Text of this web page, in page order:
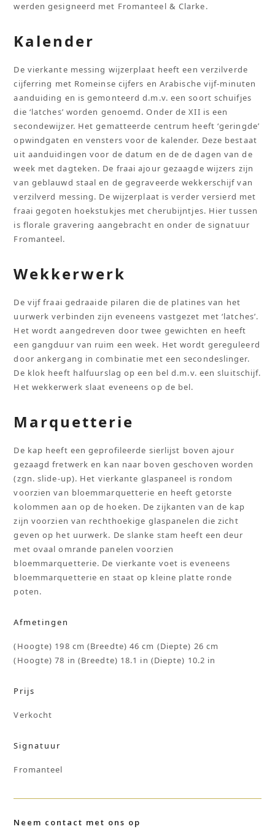
werden gesigneerd met Fromanteel & Clarke.
Kalender
De vierkante messing wijzerplaat heeft een verzilverde
cijferring met Romeinse cijfers en Arabische vijf-minuten
aanduiding en is gemonteerd d.m.v. een soort schuifjes
die ‘latches’ worden genoemd. Onder de XII is een
secondewijzer. Het gematteerde centrum heeft ‘geringde’
opwindgaten en vensters voor de kalender. Deze bestaat
uit aanduidingen voor de datum en de de dagen van de
week met dagteken. De fraai ajour gezaagde wijzers zijn
van geblauwd staal en de gegraveerde wekkerschijf van
verzilverd messing. De wijzerplaat is verder versierd met
fraai gegoten hoekstukjes met cherubijntjes. Hier tussen
is florale gravering aangebracht en onder de signatuur
Fromanteel.
Wekkerwerk
De vijf fraai gedraaide pilaren die de platines van het
uurwerk verbinden zijn eveneens vastgezet met ‘latches’.
Het wordt aangedreven door twee gewichten en heeft
een gangduur van ruim een week. Het wordt gereguleerd
door ankergang in combinatie met een secondeslinger.
De klok heeft halfuurslag op een bel d.m.v. een sluitschijf.
Het wekkerwerk slaat eveneens op de bel.
Marquetterie
De kap heeft een geprofileerde sierlijst boven ajour
gezaagd fretwerk en kan naar boven geschoven worden
(zgn. slide-up). Het vierkante glaspaneel is rondom
voorzien van bloemmarquetterie en heeft getorste
kolommen aan op de hoeken. De zijkanten van de kap
zijn voorzien van rechthoekige glaspanelen die zicht
geven op het uurwerk. De slanke stam heeft een deur
met ovaal omrande panelen voorzien
bloemmarquetterie. De vierkante voet is eveneens
bloemmarquetterie en staat op kleine platte ronde
poten.
Afmetingen
(Hoogte) 198 cm (Breedte) 46 cm (Diepte) 26 cm
(Hoogte) 78 in (Breedte) 18.1 in (Diepte) 10.2 in
Prijs
Verkocht
Signatuur
Fromanteel
Neem contact met ons op